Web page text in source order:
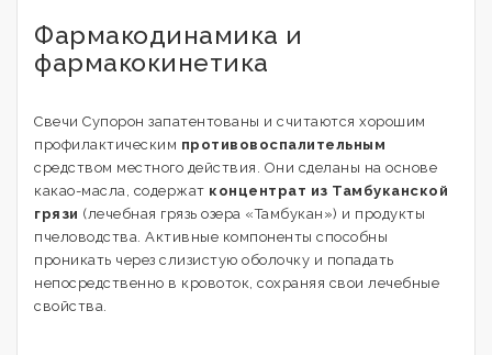
Фармакодинамика и
фармакокинетика
Свечи Супорон запатентованы и считаются хорошим
профилактическим противовоспалительным
средством местного действия. Они сделаны на основе
какао-масла, содержат концентрат из Тамбуканской
грязи (лечебная грязь озера «Тамбукан») и продукты
пчеловодства. Активные компоненты способны
проникать через слизистую оболочку и попадать
непосредственно в кровоток, сохраняя свои лечебные
свойства.